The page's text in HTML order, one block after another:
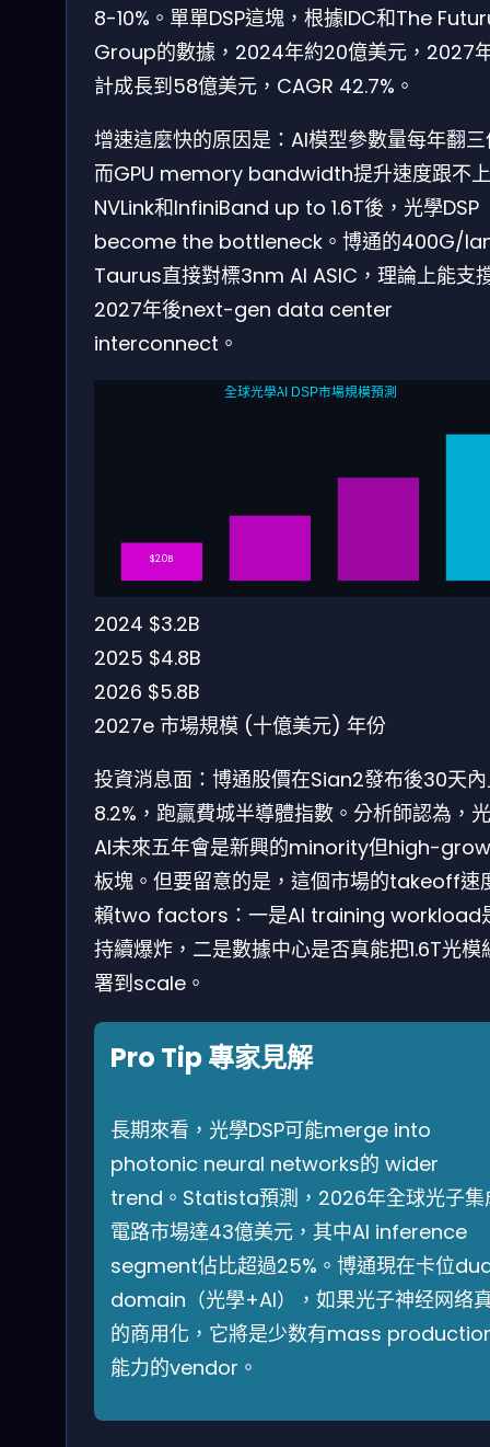
8-10%。單單DSP這塊，根據IDC和The
Group的數據，2024年約20億美元，2027
計成長到58億美元，CAGR 42.7%。
增速這麼快的原因是：AI模型參數量每年翻
而GPU memory bandwidth提升速度跟不
NVLink和InfiniBand up to 1.6T後，光學DSP
become the bottleneck。博通的400G/
Taurus直接對標3nm AI ASIC，理論上能支
2027年後next-gen data center
interconnect。
全球光學AI DSP市場規模預測
$2.0B
2024 $3.2B
2025 $4.8B
2026 $5.8B
2027e 市場規模 (十億美元) 年份
投資消息面：博通股價在Sian2發布後30天
8.2%，跑贏費城半導體指數。分析師認為，
AI未來五年會是新興的minority但high-
板塊。但要留意的是，這個市場的takeoff速
賴two factors：一是AI training workload
持續爆炸，二是數據中心是否真能把1.6T光模
署到scale。
Pro Tip 專家見解
長期來看，光學DSP可能merge into
photonic neural networks的 wider
trend。Statista預測，2026年全球光子集
電路市場達43億美元，其中AI inference
segment佔比超過25%。博通現在卡位
domain（光學+AI），如果光子神经网络
的商用化，它將是少数有mass
能力的vendor。